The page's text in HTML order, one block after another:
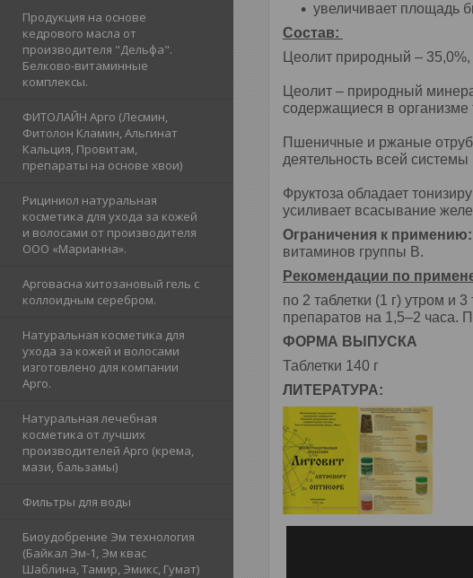
Продукция на основе
кедрового масла от
производителя "Дельфа".
Белково-витаминные
комплексы.
ФИТОЛАЙН Арго (Лесмин,
Фитолон Кламин, Альгинат
Кальция, Провитам,
препараты на основе хвои)
Рициниол натуральная
косметика для ухода за кожей
и волосами от производителя
ООО «Марианна».
Арговасна хитозановый гель с
коллоидным серебром.
Натуральная косметика для
ухода за кожей и волосами
изготовлено для компании
Арго.
Натуральная лечебная
косметика от лучших
производителей Арго (крема,
мази, бальзамы)
Фильтры для воды
Биоудобрение Эм технология
(Байкал Эм-1, Эм квас
Шаблина, Тамир, Эмикс, Гумат)
увеличивает площадь
Состав:
Цеолит природный –
Цеолит – природный
содержащиеся в
Пшеничные и ржаные
деятельность всей
Фруктоза обладает
усиливает всасывание
Ограничения к примению:
витаминов группы В.
Рекомендации по
по 2 таблетки (1 г) утром и
препаратов на 1,5–2 часа.
ФОРМА ВЫПУСКА
Таблетки 140 г
ЛИТЕРАТУРА: